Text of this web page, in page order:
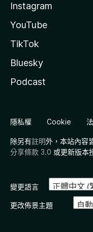
Instagram
YouTube
TikTok
Bluesky
Podcast
隱私權 Cookie
除另有註明外，本站內容
分享條款 3.0 或更新版本
變更語言
更改佈景主題